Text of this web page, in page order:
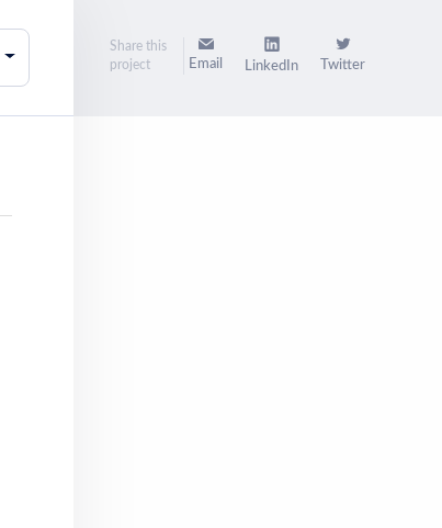
Share this
project
Email LinkedIn Twitter